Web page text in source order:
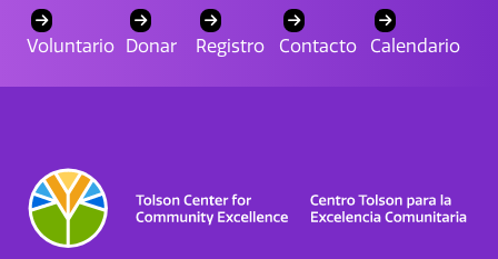
Voluntario Donar Registro Contacto Calendario